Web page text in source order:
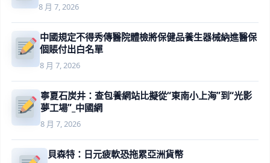
8 月 7, 2026
中國規定不得秀傳醫院體檢將保健品養生器械納進醫保
個賬付出白名單
8 月 7, 2026
寧夏石炭井：查包養網站比擬從“東南小上海”到“光影
夢工場”_中國網
8 月 7, 2026
貝森特：日元疲軟恐拖累亞洲貨幣